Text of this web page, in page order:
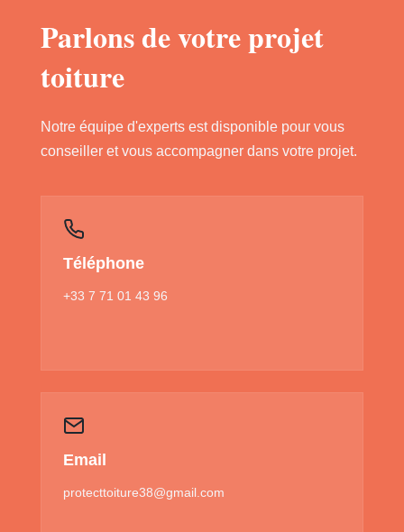
Parlons de votre projet
toiture
Notre équipe d'experts est disponible pour vous
conseiller et vous accompagner dans votre projet.
Téléphone
+33 7 71 01 43 96
Email
protecttoiture38@gmail.com